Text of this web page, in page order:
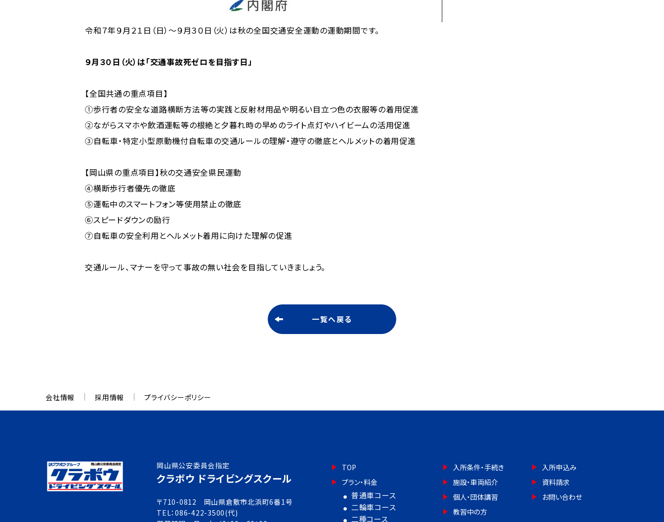
令和７年９月２１日（日）～９月３０日（火）は秋の全国交通安全運動の運動期間です。
９月３０日（火）は「交通事故死ゼロを目指す日」
【全国共通の重点項目】
①歩行者の安全な道路横断方法等の実践と反射材用品や明るい目立つ色の衣服等の着用促進
②ながらスマホや飲酒運転等の根絶と夕暮れ時の早めのライト点灯やハイビームの活用促進
③自転車・特定小型原動機付自転車の交通ルールの理解・遵守の徹底とヘルメットの着用促進
【岡山県の重点項目】秋の交通安全県民運動
④横断歩行者優先の徹底
⑤運転中のスマートフォン等使用禁止の徹底
⑥スピードダウンの励行
⑦自転車の安全利用とヘルメット着用に向けた理解の促進
交通ルール、マナーを守って事故の無い社会を目指していきましょう。
一覧へ戻る
会社情報 採用情報 プライバシーポリシー
岡山県公安委員会指定
クラボウ ドライビングスクール
〒710-0812 岡山県倉敷市北浜町6番1号
TEL：086-422-3500(代)
TOP
プラン・料金
普通車コース
二輪車コース
二種コース
入所条件・手続き
施設・車両紹介
個人・団体講習
教習中の方
入所申込み
資料請求
お問い合わせ